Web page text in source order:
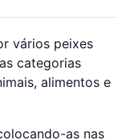
vários peixes
categorias
alimentos e
as nas